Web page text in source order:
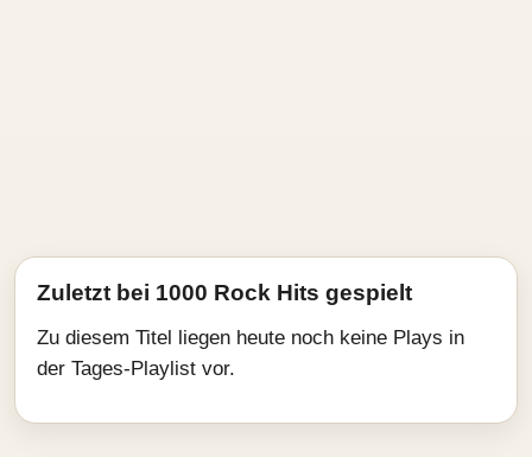
Zuletzt bei 1000 Rock Hits gespielt
Zu diesem Titel liegen heute noch keine Plays in
der Tages-Playlist vor.